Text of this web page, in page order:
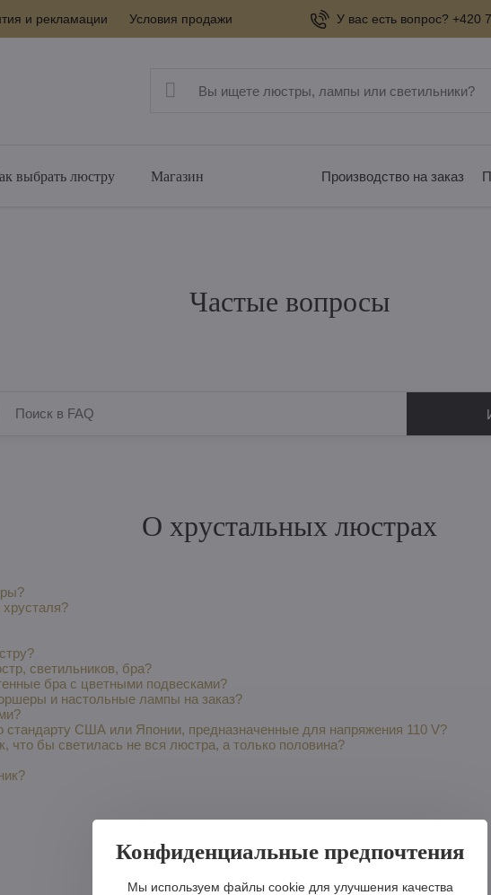
и рекламации Условия продажи У вас есть вопрос?
выбрать люстру Магазин Производство на заказ
Частые вопросы
О хрустальных люстрах
светильников, бра?
бра с цветными подвесками?
и настольные лампы на заказ?
США или Японии, предназначенные для напряжения 110 V?
бы светилась не вся люстра, а только половина?
Конфиденциальные предпочтения
Мы используем файлы cookie для улучшения качества